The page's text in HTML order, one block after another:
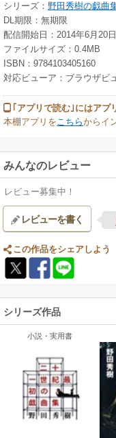
シリーズ： 野田秀樹の戯曲
DL期限：無期限
配信開始日：2014年6月20日
ファイルサイズ：0.4MB
ISBN：9784103405160
対応ビューア：ブラウザビ
｢アプリで読む｣にはアプ
本棚アプリをこちらからイ
みんなのレビュー
レビュー募集中！
レビューを書く
この作品をシェアしよう
シリーズ作品
小説・実用書